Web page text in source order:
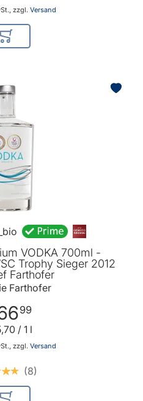
zzgl. Versand
In den Warenkorb
VODKA 700ml -
Trophy Sieger 2012
Farthofer
Farthofer
99
zzgl. Versand
,70/ 1 l
8